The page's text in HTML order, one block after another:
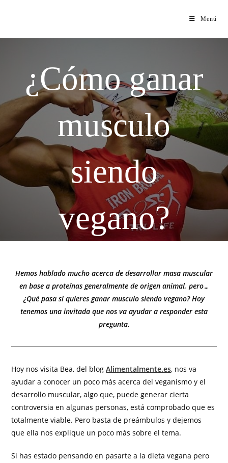
Menú
¿Cómo ganar
musculo
siendo
vegano?
Hemos hablado mucho acerca de desarrollar masa muscular
en base a proteínas generalmente de origen animal, pero…
¿Qué pasa si quieres ganar musculo siendo vegano? Hoy
tenemos una invitada que nos va ayudar a responder esta
pregunta.
Hoy nos visita Bea, del blogAlimentalmente.es, nos va
ayudar a conocer un poco más acerca del veganismo y el
desarrollo muscular, algo que, puede generar cierta
controversia en algunas personas, está comprobado que es
totalmente viable. Pero basta de preámbulos y dejemos
que ella nos explique un poco más sobre el tema.
Si has estado pensando en pasarte a la dieta vegana pero